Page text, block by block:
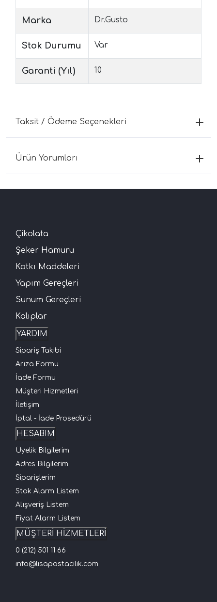
Marka Dr.Gusto
Stok Durumu Var
Garanti (Yıl) 10
Taksit / Ödeme Seçenekleri
Ürün Yorumları
Çikolata
Şeker Hamuru
Katkı Maddeleri
Yapım Gereçleri
Sunum Gereçleri
Kalıplar
YARDIM
Sipariş Takibi
Arıza Formu
İade Formu
Müşteri Hizmetleri
İletişim
İptal - İade Prosedürü
HESABIM
Üyelik Bilgilerim
Adres Bilgilerim
Siparişlerim
Stok Alarm Listem
Alışveriş Listem
Fiyat Alarm Listem
MÜŞTERİ HİZMETLERİ
0 (212) 501 11 66
info@lisapastacilik.com